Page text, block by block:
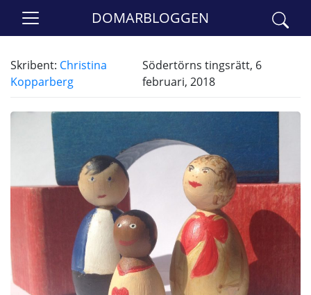
DOMARBLOGGEN
Skribent: Christina
Kopparberg
Södertörns tingsrätt, 6
februari, 2018